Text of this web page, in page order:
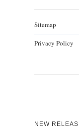
Sitemap
Privacy Policy
NEW